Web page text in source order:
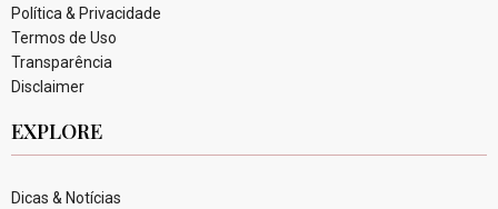
Política & Privacidade
Termos de Uso
Transparência
Disclaimer
EXPLORE
Dicas & Notícias